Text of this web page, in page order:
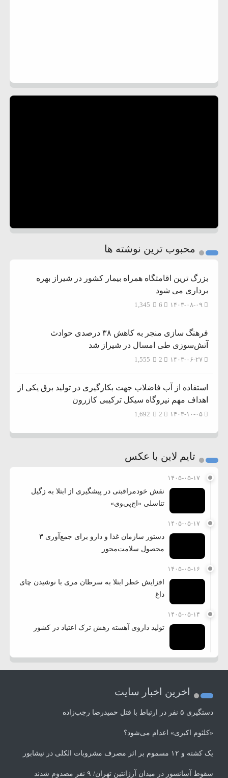
محبوب ترین نوشته ها
بزرگ ترین اقامتگاه همراه بیمار کشور در شیراز بهره
برداری می شود
۱۴۰۳-۰۸-۰۹ 1,345
فرهنگ سازی منجر به کاهش ۳۸ درصدی حوادث
آتش‌سوزی طی امسال در شیراز شد
۱۴۰۳-۰۶-۲۷ 1,555
استفاده از آب فاضلاب جهت بکارگیری در تولید برق یکی از
اهداف مهم نیروگاه سیکل ترکیبی کازرون
۱۴۰۳-۱۰-۰۵ 1,692
تایم لاین با عکس
۱۴۰۵-۰۵-۱۷
نقش خودمراقبتی در پیشگیری از ابتلا به زگیل
تناسلی «اچ‌پی‌وی»
۱۴۰۵-۰۵-۱۷
دستور سازمان غذا و دارو برای جمع‌آوری ۳
محصول سلامت‌محور
۱۴۰۵-۰۵-۱۶
افزایش خطر ابتلا به سرطان مری با نوشیدن چای
داغ
۱۴۰۵-۰۵-۱۴
تولید داروی آهسته رهش ترک اعتیاد در کشور
اخرین اخبار سایت
دستگیری ۵ نفر در ارتباط با قتل حمیدرضا رجب‌زاده
«کلثوم اکبری» اعدام می‌شود؟
یک کشته و ۱۲ مسموم بر اثر مصرف مشروبات الکلی در نیشابور
سقوط آسانسور در میدان آرژانتین تهران/ ۹ نفر مصدوم شدند